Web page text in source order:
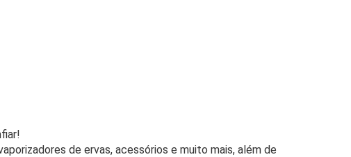
de ervas, acessórios e muito mais, além de